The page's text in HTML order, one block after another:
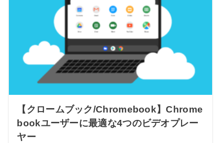
【クロームブック/Chromebook】Chrome
bookユーザーに最適な4つのビデオプレー
ヤー